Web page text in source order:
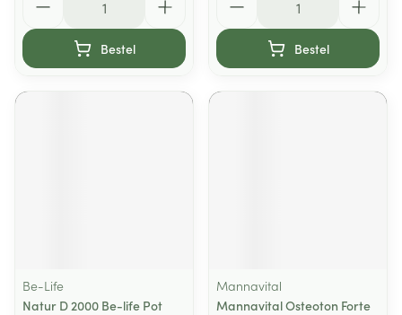
Bestel Bestel
Be-Life
Natur D 2000 Be-life Pot
Mannavital
Mannavital Osteoton Forte